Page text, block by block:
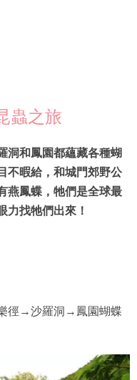
蟲之旅
洞和鳳園都蘊藏各種蝴
不暇給，和城門郊野公
燕鳳蝶，牠們是全球最
力找牠們出來！
徑→沙羅洞→鳳園蝴蝶